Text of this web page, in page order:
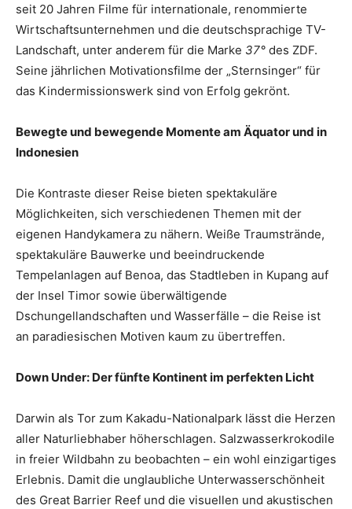
seit 20 Jahren Filme für internationale, renommierte
Wirtschaftsunternehmen und die deutschsprachige TV-
Landschaft, unter anderem für die Marke 37° des ZDF.
Seine jährlichen Motivationsfilme der „Sternsinger“ für
das Kindermissionswerk sind von Erfolg gekrönt.
Bewegte und bewegende Momente am Äquator und in
Indonesien
Die Kontraste dieser Reise bieten spektakuläre
Möglichkeiten, sich verschiedenen Themen mit der
eigenen Handykamera zu nähern. Weiße Traumstrände,
spektakuläre Bauwerke und beeindruckende
Tempelanlagen auf Benoa, das Stadtleben in Kupang auf
der Insel Timor sowie überwältigende
Dschungellandschaften und Wasserfälle – die Reise ist
an paradiesischen Motiven kaum zu übertreffen.
Down Under: Der fünfte Kontinent im perfekten Licht
Darwin als Tor zum Kakadu-Nationalpark lässt die Herzen
aller Naturliebhaber höherschlagen. Salzwasserkrokodile
in freier Wildbahn zu beobachten – ein wohl einzigartiges
Erlebnis. Damit die unglaubliche Unterwasserschönheit
des Great Barrier Reef und die visuellen und akustischen